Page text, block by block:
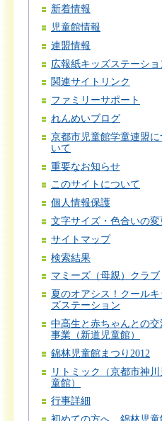
新着情報
児童館情報
連盟情報
広報紙キッズステーショ
関連サイトリンク
ファミリーサポート
れんめいブログ
京都市児童館学童連盟に
いて
重要なお知らせ
このサイトについて
個人情報保護
文字サイズ・色合いの変
サイトマップ
検索結果
マミーズ（母親）クラブ
夏のオアシス！クールキ
ズステーション
中高生と赤ちゃんとの交
事業（新道児童館）
錦林児童館まつり2012
リトミック（京都市神川
童館）
行事詳細